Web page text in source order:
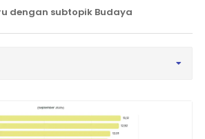
dengan subtopik Budaya